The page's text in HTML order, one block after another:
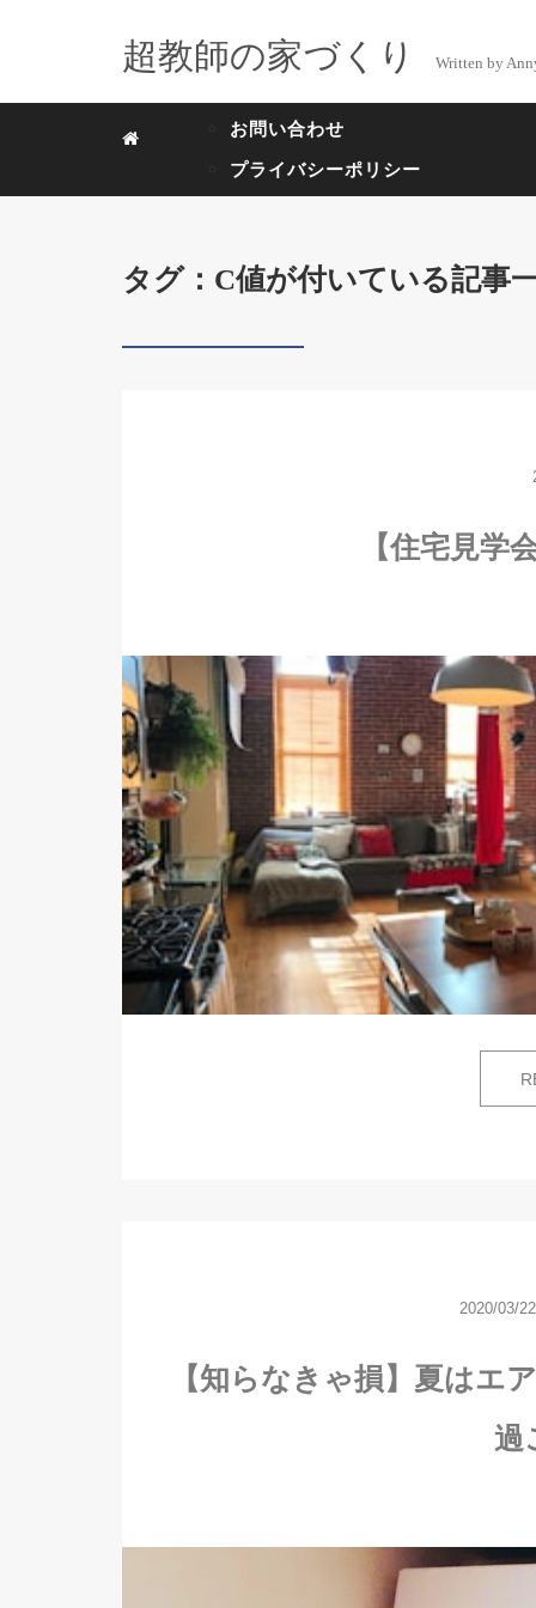
超教師の家づくり Written by
お問い合わせ
プライバシーポリシー
タグ：C値が付いている記事
【住宅見学
2020/03/22
【知らなきゃ損】夏はエ
過